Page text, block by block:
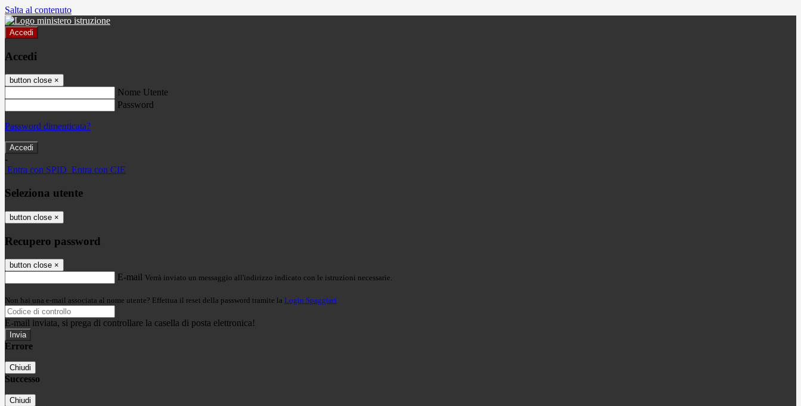
Salta al contenuto
Accedi
Accedi
button close ×
Nome Utente
Password
Password dimenticata?
-
Entra con SPID Entra con CIE
Seleziona utente
button close ×
Recupero password
button close ×
E-mail Verrà inviato un messaggio all'indirizzo indicato con le istruzioni necessarie.
Non hai una e-mail associata al nome utente? Effettua il reset della password tramite la Login Spaggiari
E-mail inviata, si prega di controllare la casella di posta elettronica!
Errore
Chiudi
Successo
Chiudi